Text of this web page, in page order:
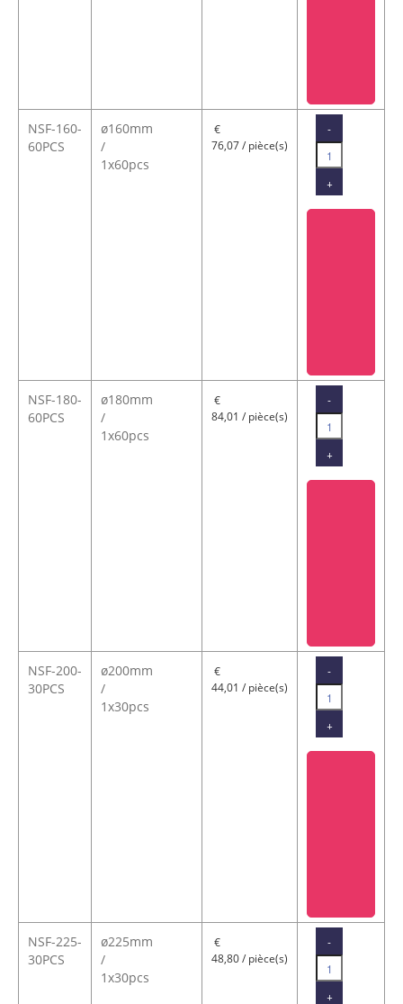
NSF-160-
60PCS
ø160mm
/
1x60pcs
€
76,07 / pièce(s)
-
+
NSF-180-
60PCS
ø180mm
/
1x60pcs
€
84,01 / pièce(s)
-
+
NSF-200-
30PCS
ø200mm
/
1x30pcs
€
44,01 / pièce(s)
-
+
NSF-225-
30PCS
ø225mm
/
1x30pcs
€
48,80 / pièce(s)
-
+